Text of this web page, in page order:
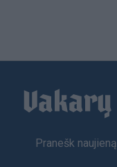
Footer
Pranešk naujieną